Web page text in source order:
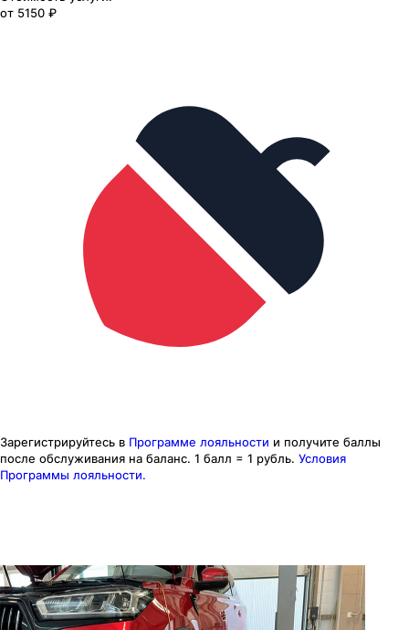
от 5150 ₽
Зарегистрируйтесь в Программе лояльности и получите баллы
после обслуживания на баланс. 1 балл = 1 рубль. Условия
Программы лояльности.